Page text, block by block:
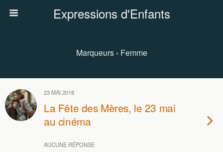
Expressions d'Enfants
Marqueurs › Femme
23 MAI 2018
La Fête des Mères, le 23 mai
au cinéma
AUCUNE RÉPONSE